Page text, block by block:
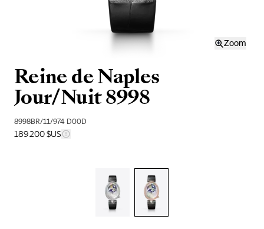
Zoom
Reine de Naples
Jour/Nuit 8998
8998BR/11/974 D00D
189 200 $US